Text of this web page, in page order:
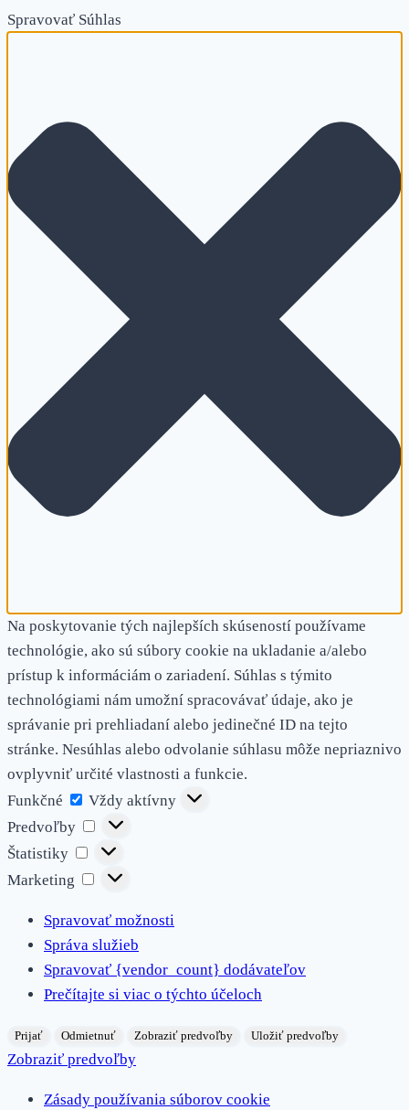
Spravovať Súhlas
Na poskytovanie tých najlepších skúseností používame
technológie, ako sú súbory cookie na ukladanie a/alebo
prístup k informáciám o zariadení. Súhlas s týmito
technológiami nám umožní spracovávať údaje, ako je
správanie pri prehliadaní alebo jedinečné ID na tejto
stránke. Nesúhlas alebo odvolanie súhlasu môže nepriaznivo
ovplyvniť určité vlastnosti a funkcie.
Funkčné
Funkčné
Vždy aktívny
Predvoľby
Predvoľby
Štatistiky
Štatistiky
Marketing
Marketing
Spravovať možnosti
Správa služieb
Spravovať {vendor_count} dodávateľov
Prečítajte si viac o týchto účeloch
Prijať Odmietnuť Zobraziť predvoľby Uložiť predvoľby
Zobraziť predvoľby
Zásady používania súborov cookie